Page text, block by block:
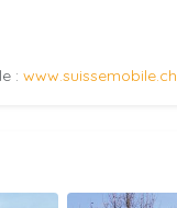
: www.suissemobile.ch